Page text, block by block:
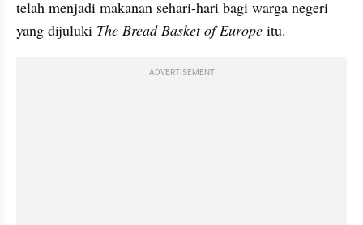
telah menjadi makanan sehari-hari bagi warga negeri
yang dijuluki The Bread Basket of Europe itu.
ADVERTISEMENT